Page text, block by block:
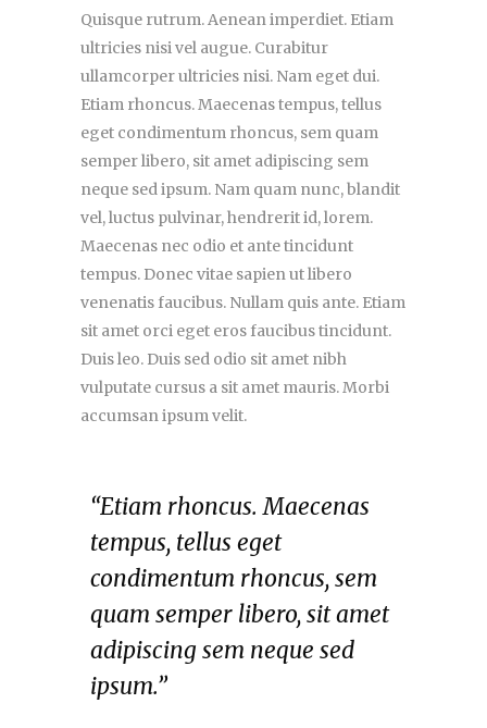
Quisque rutrum. Aenean imperdiet. Etiam
ultricies nisi vel augue. Curabitur
ullamcorper ultricies nisi. Nam eget dui.
Etiam rhoncus. Maecenas tempus, tellus
eget condimentum rhoncus, sem quam
semper libero, sit amet adipiscing sem
neque sed ipsum. Nam quam nunc, blandit
vel, luctus pulvinar, hendrerit id, lorem.
Maecenas nec odio et ante tincidunt
tempus. Donec vitae sapien ut libero
venenatis faucibus. Nullam quis ante. Etiam
sit amet orci eget eros faucibus tincidunt.
Duis leo. Duis sed odio sit amet nibh
vulputate cursus a sit amet mauris. Morbi
accumsan ipsum velit.
“Etiam rhoncus. Maecenas
tempus, tellus eget
condimentum rhoncus, sem
quam semper libero, sit amet
adipiscing sem neque sed
ipsum.”